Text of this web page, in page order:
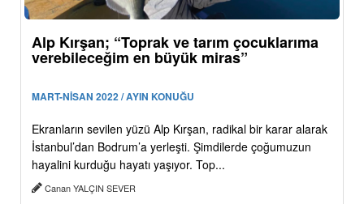
Alp Kırşan; “Toprak ve tarım çocuklarıma
verebileceğim en büyük miras”
MART-NİSAN 2022 / AYIN KONUĞU
Ekranların sevilen yüzü Alp Kırşan, radikal bir karar alarak
İstanbul’dan Bodrum’a yerleşti. Şimdilerde çoğumuzun
hayalini kurduğu hayatı yaşıyor. Top...
Canan YALÇIN SEVER